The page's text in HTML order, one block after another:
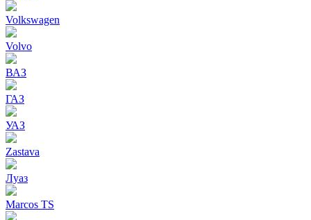
Volkswagen
Volvo
ВАЗ
ГАЗ
УАЗ
Zastava
Луаз
Marcos TS